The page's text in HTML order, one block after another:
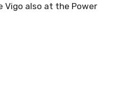
Vigo also at the Power